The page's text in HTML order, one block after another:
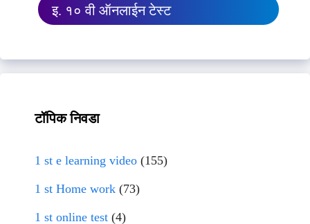
इ. १० वी ऑनलाईन टेस्ट
टॉपिक निवडा
1 st e learning video (155)
1 st Home work (73)
1 st online test (4)